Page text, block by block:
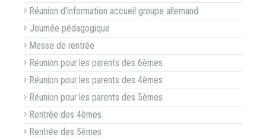
Réunion d'information accueil groupe allemand
Journée pédagogique
Messe de rentrée
Réunion pour les parents des 6èmes
Réunion pour les parents des 4èmes
Réunion pour les parents des 5èmes
Rentrée des 4èmes
Rentrée des 5èmes